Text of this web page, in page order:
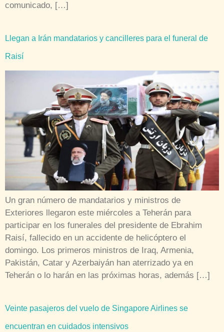
comunicado, […]
Llegan a Irán mandatarios y cancilleres para el funeral de
Raisí
Un gran número de mandatarios y ministros de
Exteriores llegaron este miércoles a Teherán para
participar en los funerales del presidente de Ebrahim
Raisí, fallecido en un accidente de helicóptero el
domingo. Los primeros ministros de Iraq, Armenia,
Pakistán, Catar y Azerbaiyán han aterrizado ya en
Teherán o lo harán en las próximas horas, además […]
Veinte pasajeros del vuelo de Singapore Airlines se
encuentran en cuidados intensivos